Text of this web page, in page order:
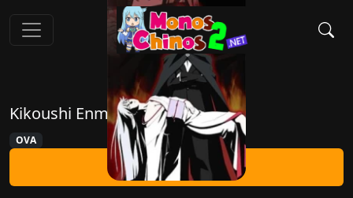
Kikoushi Enma
OVA
Ver Ahora